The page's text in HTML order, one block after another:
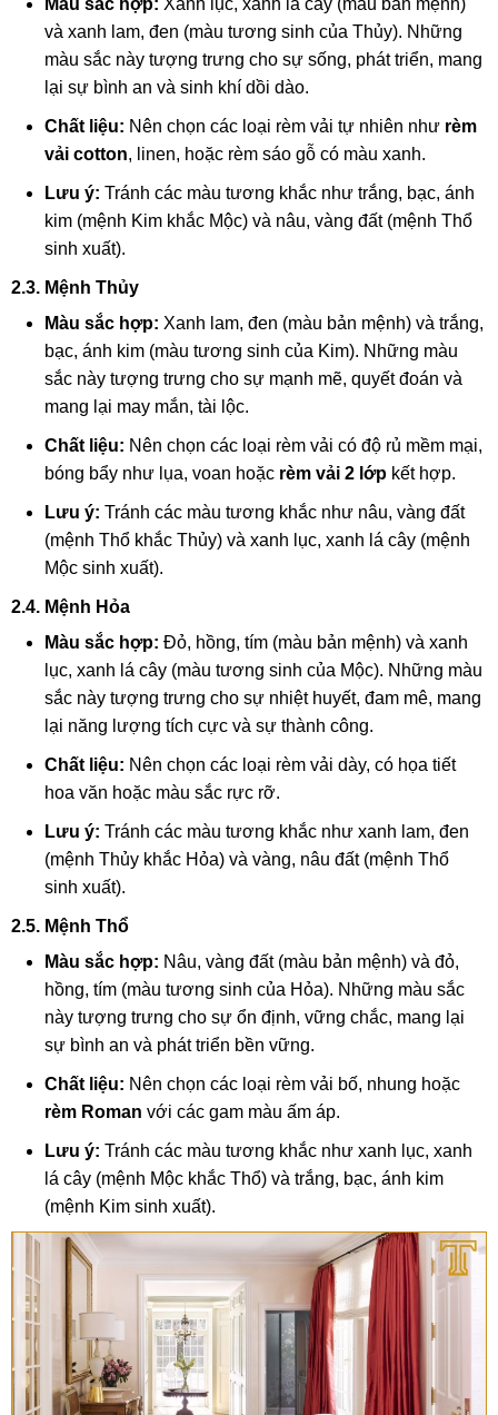
Màu sắc hợp: Xanh lục, xanh lá cây (màu bản mệnh)
và xanh lam, đen (màu tương sinh của Thủy). Những
màu sắc này tượng trưng cho sự sống, phát triển, mang
lại sự bình an và sinh khí dồi dào.
Chất liệu: Nên chọn các loại rèm vải tự nhiên như rèm
vải cotton, linen, hoặc rèm sáo gỗ có màu xanh.
Lưu ý: Tránh các màu tương khắc như trắng, bạc, ánh
kim (mệnh Kim khắc Mộc) và nâu, vàng đất (mệnh Thổ
sinh xuất).
2.3. Mệnh Thủy
Màu sắc hợp: Xanh lam, đen (màu bản mệnh) và trắng,
bạc, ánh kim (màu tương sinh của Kim). Những màu
sắc này tượng trưng cho sự mạnh mẽ, quyết đoán và
mang lại may mắn, tài lộc.
Chất liệu: Nên chọn các loại rèm vải có độ rủ mềm mại,
bóng bẩy như lụa, voan hoặc rèm vải 2 lớp kết hợp.
Lưu ý: Tránh các màu tương khắc như nâu, vàng đất
(mệnh Thổ khắc Thủy) và xanh lục, xanh lá cây (mệnh
Mộc sinh xuất).
2.4. Mệnh Hỏa
Màu sắc hợp: Đỏ, hồng, tím (màu bản mệnh) và xanh
lục, xanh lá cây (màu tương sinh của Mộc). Những màu
sắc này tượng trưng cho sự nhiệt huyết, đam mê, mang
lại năng lượng tích cực và sự thành công.
Chất liệu: Nên chọn các loại rèm vải dày, có họa tiết
hoa văn hoặc màu sắc rực rỡ.
Lưu ý: Tránh các màu tương khắc như xanh lam, đen
(mệnh Thủy khắc Hỏa) và vàng, nâu đất (mệnh Thổ
sinh xuất).
2.5. Mệnh Thổ
Màu sắc hợp: Nâu, vàng đất (màu bản mệnh) và đỏ,
hồng, tím (màu tương sinh của Hỏa). Những màu sắc
này tượng trưng cho sự ổn định, vững chắc, mang lại
sự bình an và phát triển bền vững.
Chất liệu: Nên chọn các loại rèm vải bố, nhung hoặc
rèm Roman với các gam màu ấm áp.
Lưu ý: Tránh các màu tương khắc như xanh lục, xanh
lá cây (mệnh Mộc khắc Thổ) và trắng, bạc, ánh kim
(mệnh Kim sinh xuất).